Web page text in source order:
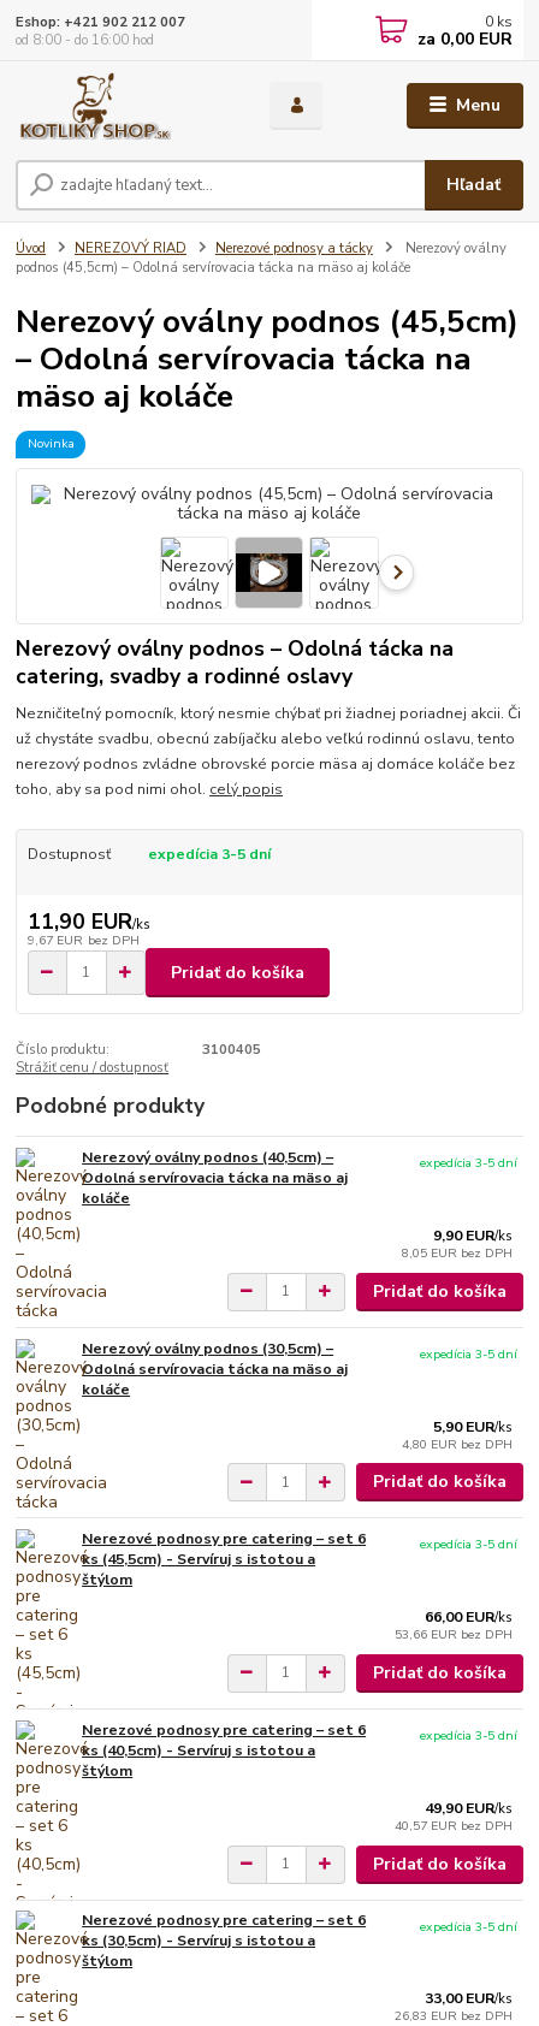
Menu
Hľadať
Eshop: +421 902 212 007
od 8:00 - do 16:00 hod
0 ks
za 0,00 EUR
Úvod NEREZOVÝ RIAD Nerezové podnosy a tácky
Nerezový oválny
podnos (45,5cm) – Odolná servírovacia tácka na mäso aj koláče
Nerezový oválny podnos (45,5cm)
– Odolná servírovacia tácka na
mäso aj koláče
Novinka
Nerezový oválny podnos – Odolná tácka na
catering, svadby a rodinné oslavy
Nezničiteľný pomocník, ktorý nesmie chýbať pri žiadnej poriadnej akcii. Či
už chystáte svadbu, obecnú zabíjačku alebo veľkú rodinnú oslavu, tento
nerezový podnos zvládne obrovské porcie mäsa aj domáce koláče bez
toho, aby sa pod nimi ohol. celý popis
Dostupnosť expedícia 3-5 dní
11,90 EUR/ks
9,67 EUR bez DPH
Pridať do košíka
Číslo produktu:
3100405
Strážiť cenu / dostupnosť
Podobné produkty
Nerezový oválny podnos (40,5cm) –
Odolná servírovacia tácka na mäso aj
koláče
9,90 EUR/ks
8,05 EUR bez DPH
expedícia 3-5 dní
Pridať do košíka
Nerezový oválny podnos (30,5cm) –
Odolná servírovacia tácka na mäso aj
koláče
5,90 EUR/ks
4,80 EUR bez DPH
expedícia 3-5 dní
Pridať do košíka
Nerezové podnosy pre catering – set 6
ks (45,5cm) - Servíruj s istotou a
štýlom
66,00 EUR/ks
53,66 EUR bez DPH
expedícia 3-5 dní
Pridať do košíka
Nerezové podnosy pre catering – set 6
ks (40,5cm) - Servíruj s istotou a
štýlom
49,90 EUR/ks
40,57 EUR bez DPH
expedícia 3-5 dní
Pridať do košíka
Nerezové podnosy pre catering – set 6
ks (30,5cm) - Servíruj s istotou a
štýlom
33,00 EUR/ks
26,83 EUR bez DPH
expedícia 3-5 dní